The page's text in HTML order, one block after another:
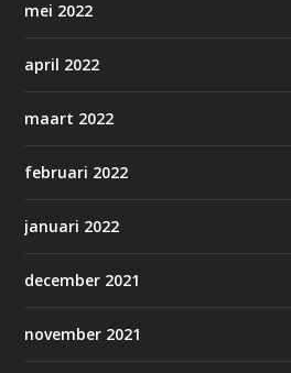
mei 2022
april 2022
maart 2022
februari 2022
januari 2022
december 2021
november 2021